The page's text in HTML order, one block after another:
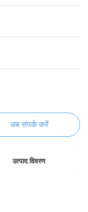
अब संपर्क करें
उत्पाद विवरण